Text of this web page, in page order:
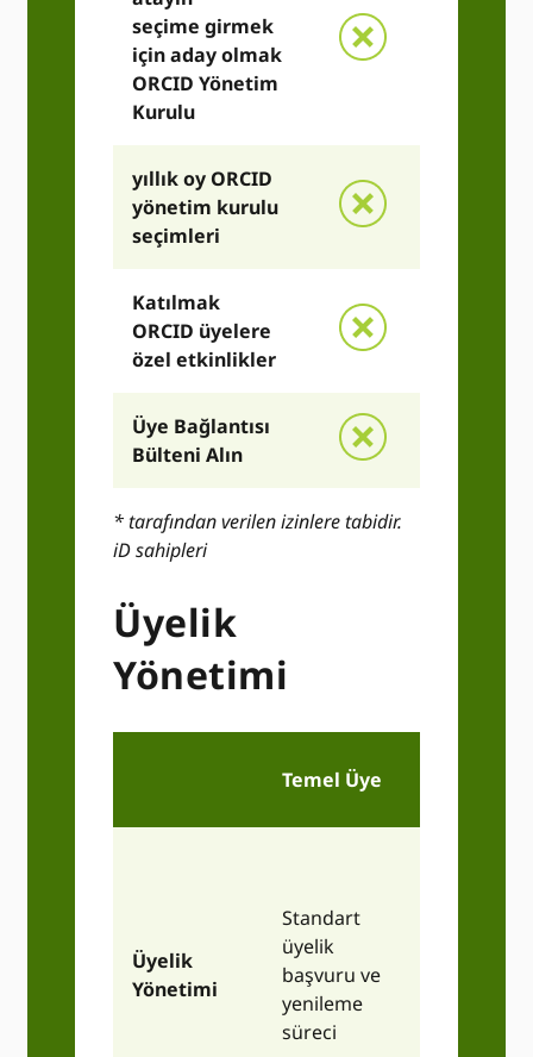
seçime girmek
için aday olmak
ORCID Yönetim
Kurulu
yıllık oy ORCID
yönetim kurulu
seçimleri
Katılmak
ORCID üyelere
özel etkinlikler
Üye Bağlantısı
Bülteni Alın
* tarafından verilen izinlere tabidir.
iD sahipleri
Üyelik
Yönetimi
Temel Üye
Üyelik
Yönetimi
Standart
üyelik
başvuru ve
yenileme
süreci